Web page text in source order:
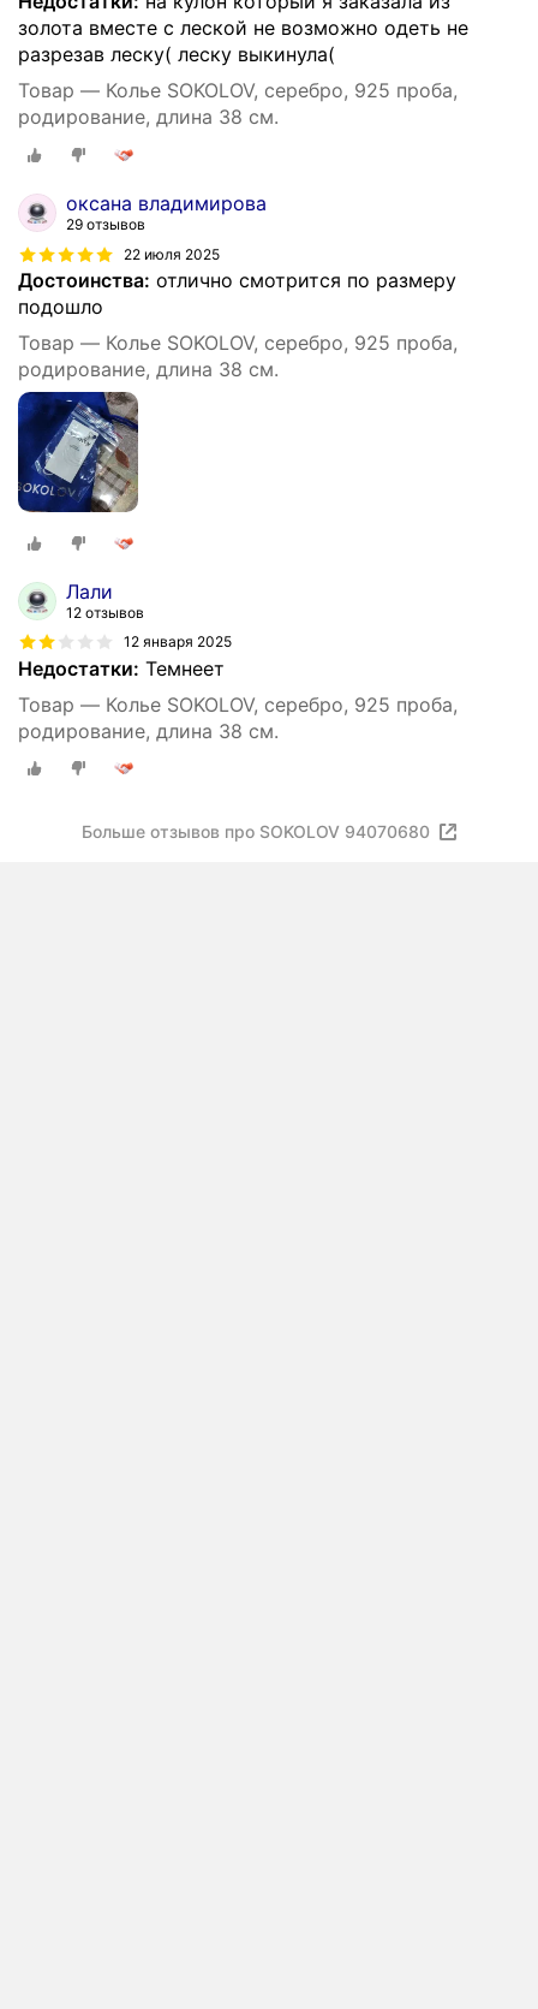
золота вместе с леской не возможно одеть не
разрезав леску( леску выкинула(
Товар — Колье SOKOLOV, серебро, 925 проба,
родирование, длина 38 см.
оксана владимирова
29 отзывов
22 июля 2025
Достоинства: отлично смотрится по размеру
подошло
Товар — Колье SOKOLOV, серебро, 925 проба,
родирование, длина 38 см.
Лали
12 отзывов
12 января 2025
Недостатки: Темнеет
Товар — Колье SOKOLOV, серебро, 925 проба,
родирование, длина 38 см.
Больше отзывов про SOKOLOV 94070680